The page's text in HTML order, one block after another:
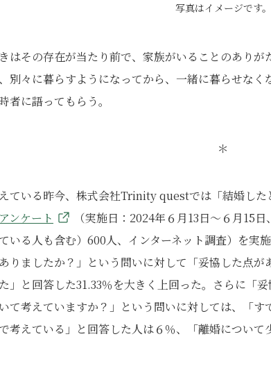
写真はイメージです。
はその存在が当たり前で、家族がいることのあり
別々に暮らすようになってから、一緒に暮らせな
者に語ってもらう。
＊
ている昨今、株式会社Trinity questでは「結婚し
アンケート
（実施日：2024年６月13日～６月15
いる人も含む）600人、インターネット調査）を実
りましたか？」という問いに対して「妥協した点
」と回答した31.33％を大きく上回った。さらに「
て考えていますか？」という問いに対しては、「
考えている」と回答した人は６％、「離婚につい